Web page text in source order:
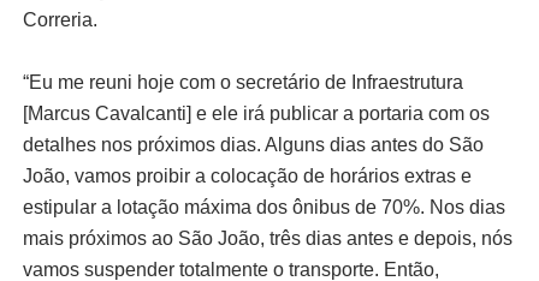
Correria.
“Eu me reuni hoje com o secretário de Infraestrutura
[Marcus Cavalcanti] e ele irá publicar a portaria com os
detalhes nos próximos dias. Alguns dias antes do São
João, vamos proibir a colocação de horários extras e
estipular a lotação máxima dos ônibus de 70%. Nos dias
mais próximos ao São João, três dias antes e depois, nós
vamos suspender totalmente o transporte. Então,